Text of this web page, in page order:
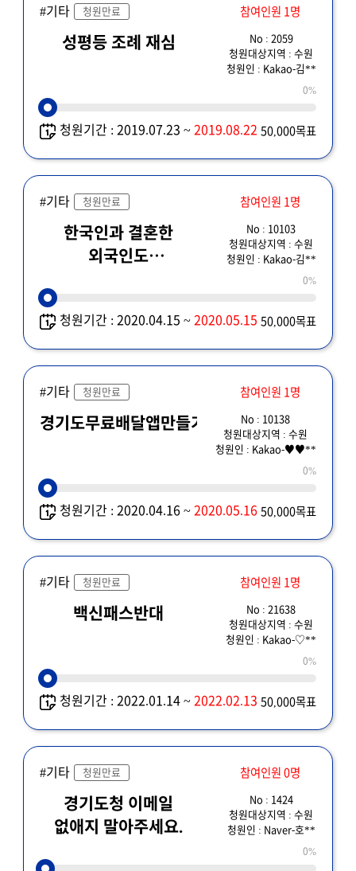
#기타 청원만료 참여인원 1명
성평등 조례 재심
No : 2059
청원대상지역 : 수원
청원인 : Kakao-김**
0%
청원기간 : 2019.07.23 ~2019.08.22 50,000목표
#기타 청원만료 참여인원 1명
한국인과 결혼한
외국인도
No : 10103
청원대상지역 : 수원
청원인 : Kakao-김**
0%
청원기간 : 2020.04.15 ~2020.05.15 50,000목표
#기타 청원만료 참여인원 1명
경기도무료배달앱만들기
No : 10138
청원대상지역 : 수원
청원인 : Kakao-♥♥**
0%
청원기간 : 2020.04.16 ~2020.05.16 50,000목표
#기타 청원만료 참여인원 1명
백신패스반대
No : 21638
청원대상지역 : 수원
청원인 : Kakao-♡**
0%
청원기간 : 2022.01.14 ~2022.02.13 50,000목표
#기타 청원만료 참여인원 0명
경기도청 이메일
없애지 말아주세요.
No : 1424
청원대상지역 : 수원
청원인 : Naver-호**
0%